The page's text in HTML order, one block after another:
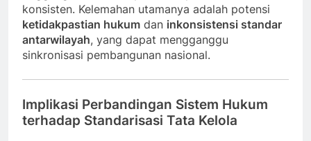
konsisten. Kelemahan utamanya adalah potensi
ketidakpastian hukum dan inkonsistensi standar
antarwilayah, yang dapat mengganggu
sinkronisasi pembangunan nasional.
Implikasi Perbandingan Sistem Hukum
terhadap Standarisasi Tata Kelola